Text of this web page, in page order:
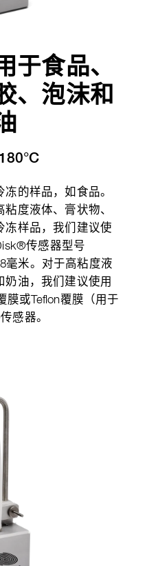
于食品、
、泡沫和
的样品，如食品。
度液体、膏状物、
冻样品，我们建议使
传感器型号
毫米。对于高粘度液
奶油，我们建议使用
膜或Teflon覆膜（用于
感器。